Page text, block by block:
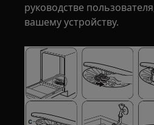
руководстве
вашему устройству.